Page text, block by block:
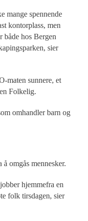
mange spennende
kontorplass, men
både hos Bergen
sier
maten sunnere, et
Folkelig.
omhandler barn og
omgås mennesker.
hjemmefra en
folk tirsdagen, sier